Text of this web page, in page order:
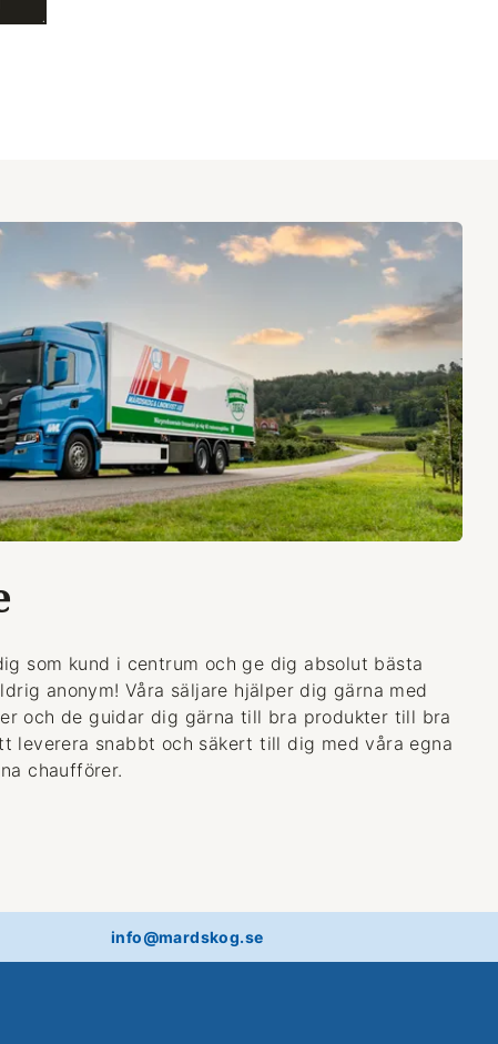
som kund i centrum och ge dig absolut bästa
anonym! Våra säljare hjälper dig gärna med
och de guidar dig gärna till bra produkter till bra
leverera snabbt och säkert till dig med våra egna
chaufförer.
info@mardskog.se